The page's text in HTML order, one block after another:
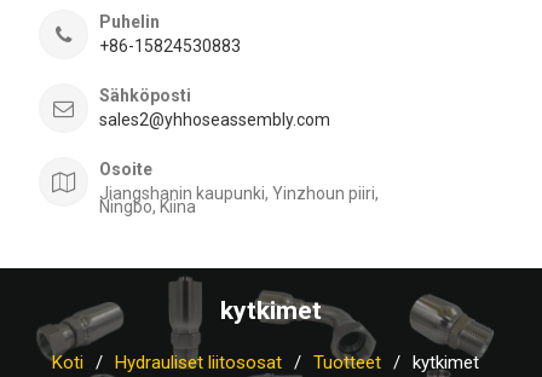
Puhelin
+86-15824530883
Sähköposti
sales2@yhhoseassembly.com
Osoite
Jiangshanin kaupunki, Yinzhoun piiri,
Ningbo, Kiina
kytkimet
Koti Hydrauliset liitososat Tuotteet kytkimet